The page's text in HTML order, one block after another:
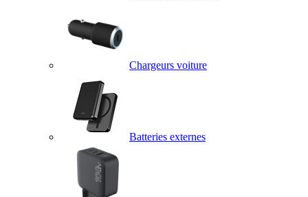
Chargeurs voiture
Batteries externes